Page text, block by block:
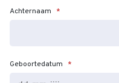
Achternaam *
Geboortedatum *